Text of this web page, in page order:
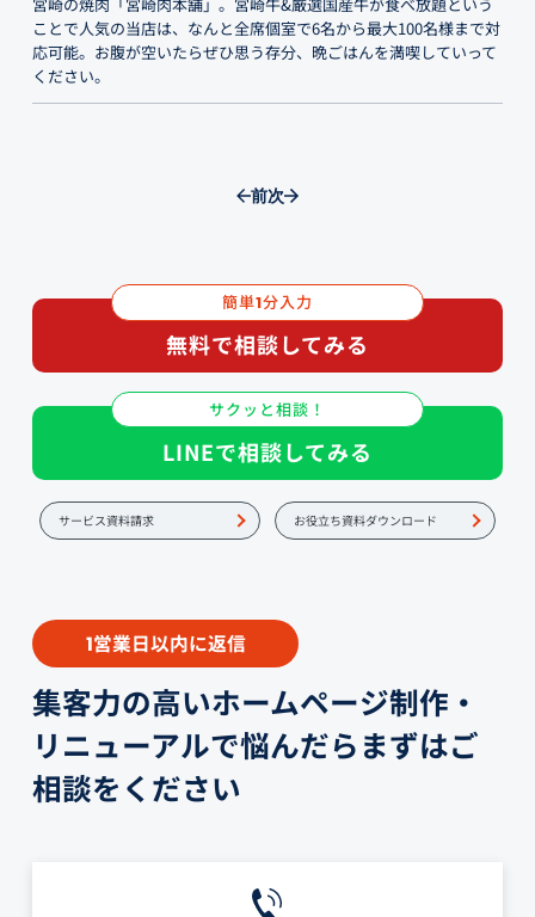
ことで人気の当店は、なんと全席個室で6名から最大100名様まで対
応可能。お腹が空いたらぜひ思う存分、晩ごはんを満喫していって
ください。
前次
簡単1分入力
無料で相談してみる
サクッと相談！
LINEで相談してみる
サービス資料請求 お役立ち資料ダウンロード
1営業日以内に返信
集客力の高いホームページ制作・
リニューアルで悩んだらまずはご
相談をください